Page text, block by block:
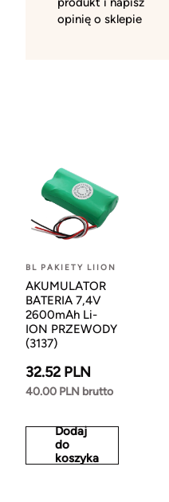
opinię o sklepie
BL PAKIETY LIION
AKUMULATOR
BATERIA 7,4V
2600mAh Li-
ION PRZEWODY
(3137)
32.52 PLN
40.00 PLN brutto
Dodaj
do
koszyka